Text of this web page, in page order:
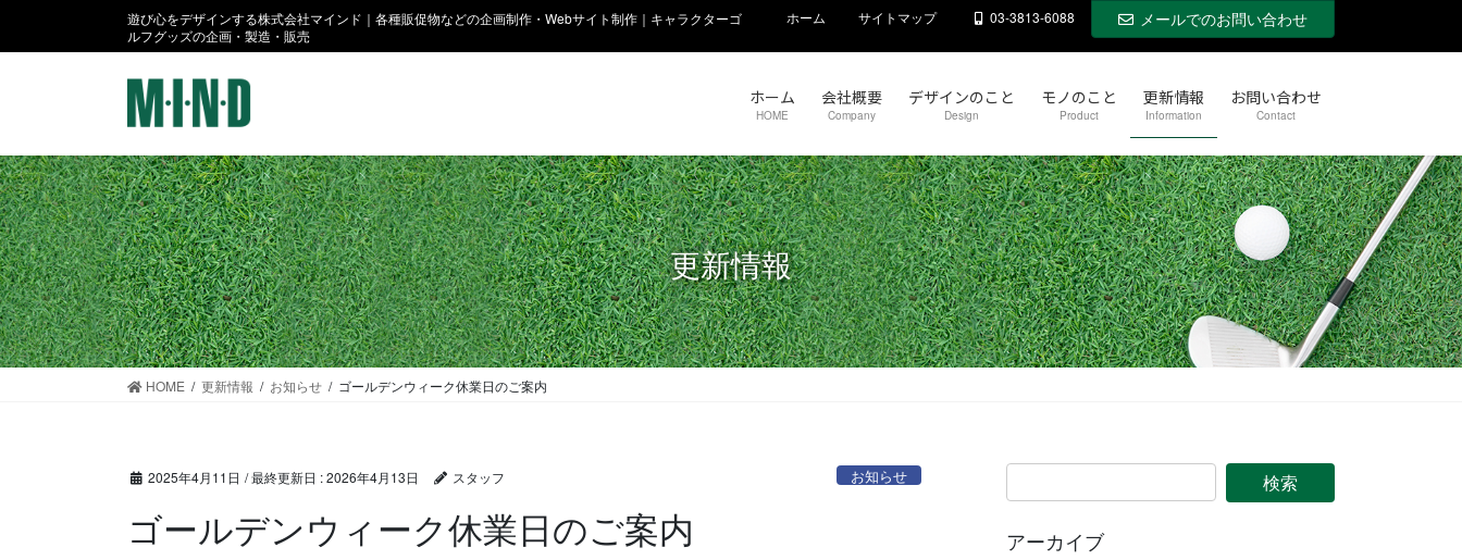
移
動
ン
に
移
動
遊び心をデザインする株式会社マインド｜各種販促物などの企画制作・Webサイト制作｜キャラクターゴ
ルフグッズの企画・製造・販売
ホーム サイトマップ 03-3813-6088 メールでのお問い合わせ
ホーム
HOME
会社概要
Company
デザインのこと
Design
モノのこと
Product
更新情報
Information
お問い合わせ
Contact
更新情報
HOME 更新情報 お知らせ ゴールデンウィーク休業日のご案内
2025年4月11日 / 最終更新日 :2026年4月13日 スタッフ お知らせ
ゴールデンウィーク休業日のご案内 アーカイブ